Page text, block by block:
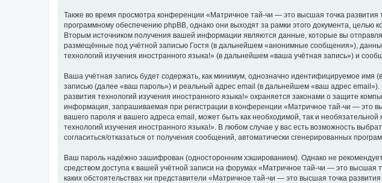
Также во время просмотра конференции «Матричное тай-чи — это высшая точка
программному обеспечению phpBB, однако они выходят за рамки этого документа,
Вторым источником получения вашей информации являются данные, которые вы
размещённые под учётной записью Гостя (в дальнейшем «анонимные сообщения»),
технологий изучения иностранного языка!» (в дальнейшем «ваша учётная запись») и
Ваша учётная запись будет содержать, как минимум, однозначно идентифицируемое
записью (далее «ваш пароль») и реальный адрес email (в дальнейшем «ваш адрес
развития технологий изучения иностранного языка!» охраняется законами о защите
информация, запрашиваемая при регистрации в конференции «Матричное тай-чи — это
вашего пароля и вашего адреса email, может быть как необходимой, так и
технологий изучения иностранного языка!». В любом случае у вас есть возможность
согласиться/отказаться от получения сообщений, автоматически сгенерированных
Ваш пароль надёжно зашифрован (односторонним хэшированием). Однако не
средством доступа к вашей учётной записи на форумах «Матричное тай-чи — это высшая
каких обстоятельствах ни представители «Матричное тай-чи — это высшая точка